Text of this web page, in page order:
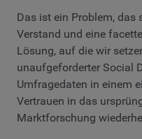
Das ist ein Problem, das
Verstand und eine
Lösung, auf die wir
unaufgeforderter Social
Umfragedaten in einem
Vertrauen in das
Marktforschung